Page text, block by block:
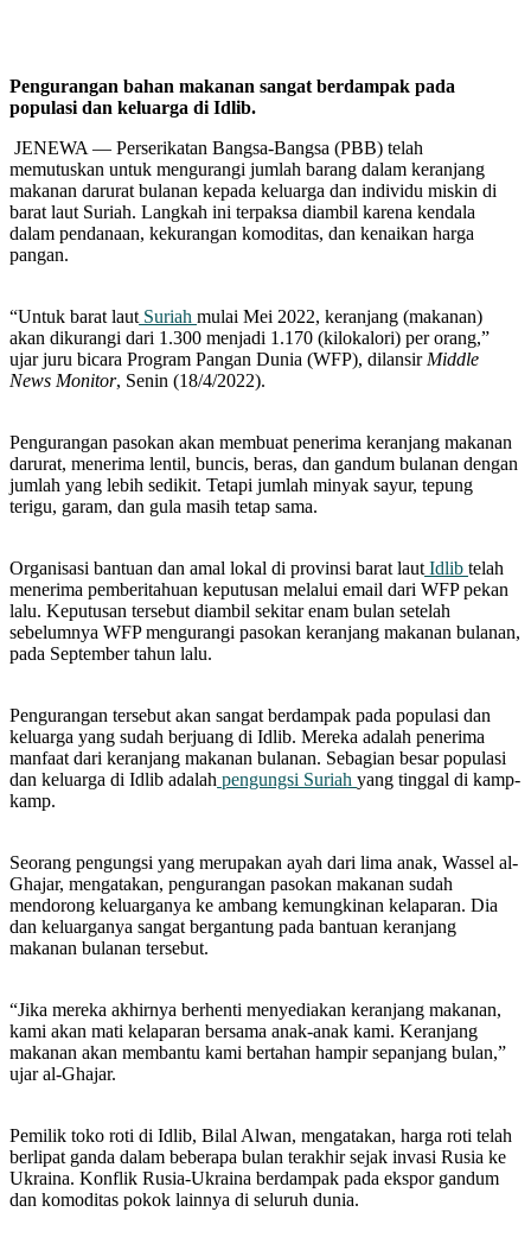
Pengurangan bahan makanan sangat berdampak pada
populasi dan keluarga di Idlib.
JENEWA — Perserikatan Bangsa-Bangsa (PBB) telah
memutuskan untuk mengurangi jumlah barang dalam keranjang
makanan darurat bulanan kepada keluarga dan individu miskin di
barat laut Suriah. Langkah ini terpaksa diambil karena kendala
dalam pendanaan, kekurangan komoditas, dan kenaikan harga
pangan.
“Untuk barat laut Suriah mulai Mei 2022, keranjang (makanan)
akan dikurangi dari 1.300 menjadi 1.170 (kilokalori) per orang,”
ujar juru bicara Program Pangan Dunia (WFP), dilansir Middle
News Monitor, Senin (18/4/2022).
Pengurangan pasokan akan membuat penerima keranjang makanan
darurat, menerima lentil, buncis, beras, dan gandum bulanan dengan
jumlah yang lebih sedikit. Tetapi jumlah minyak sayur, tepung
terigu, garam, dan gula masih tetap sama.
Organisasi bantuan dan amal lokal di provinsi barat laut Idlib telah
menerima pemberitahuan keputusan melalui email dari WFP pekan
lalu. Keputusan tersebut diambil sekitar enam bulan setelah
sebelumnya WFP mengurangi pasokan keranjang makanan bulanan,
pada September tahun lalu.
Pengurangan tersebut akan sangat berdampak pada populasi dan
keluarga yang sudah berjuang di Idlib. Mereka adalah penerima
manfaat dari keranjang makanan bulanan. Sebagian besar populasi
dan keluarga di Idlib adalah pengungsi Suriah yang tinggal di kamp-
kamp.
Seorang pengungsi yang merupakan ayah dari lima anak, Wassel al-
Ghajar, mengatakan, pengurangan pasokan makanan sudah
mendorong keluarganya ke ambang kemungkinan kelaparan. Dia
dan keluarganya sangat bergantung pada bantuan keranjang
makanan bulanan tersebut.
“Jika mereka akhirnya berhenti menyediakan keranjang makanan,
kami akan mati kelaparan bersama anak-anak kami. Keranjang
makanan akan membantu kami bertahan hampir sepanjang bulan,”
ujar al-Ghajar.
Pemilik toko roti di Idlib, Bilal Alwan, mengatakan, harga roti telah
berlipat ganda dalam beberapa bulan terakhir sejak invasi Rusia ke
Ukraina. Konflik Rusia-Ukraina berdampak pada ekspor gandum
dan komoditas pokok lainnya di seluruh dunia.